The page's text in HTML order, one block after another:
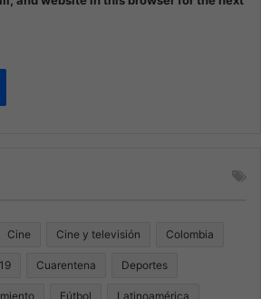
Cine Cine y televisión Colombia
Cuarentena Deportes
Fútbol Latinoamérica